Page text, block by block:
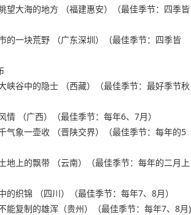
望大海的地方 （福建惠安）（最佳季节：四季皆
的一块荒野 （广东深圳）（最佳季节：四季皆
峡谷中的隐士 （西藏）（最佳季节：最好季节秋
情 （广西）（最佳季节：每年6、7月）
气象一壶收 （晋陕交界）（最佳季节：每年的5
地上的飘带 （云南）（最佳季节：每年的二月上
的织锦 （四川）（最佳季节：每年7、8月）
能复制的雄浑（贵州）（最佳季节：每年7、8月)